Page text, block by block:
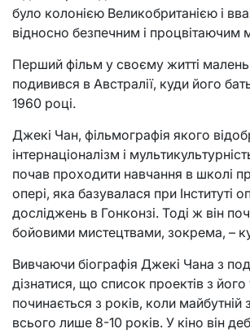
було колонією Великобританією і
відносно безпечним і процвітаючим
Перший фільм у своєму житті
подивився в Австралії, куди його
1960 році.
Джекі Чан, фільмографія якого
інтернаціоналізм і
почав проходити навчання в школі
опері, яка базувалася при Інституті
досліджень в Гонконзі. Тоді ж він
бойовими мистецтвами, зокрема, –
Вивчаючи біографія Джекі Чана з
дізнатися, що список проектів з
починається з років, коли майбутній
всього лише 8-10 років. У кіно він